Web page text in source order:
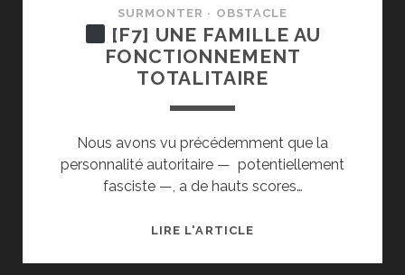
SURMONTER · OBSTACLE
[F7] UNE FAMILLE AU
FONCTIONNEMENT
TOTALITAIRE
Nous avons vu précédemment que la
personnalité autoritaire — potentiellement
fasciste —, a de hauts scores…
LIRE L'ARTICLE